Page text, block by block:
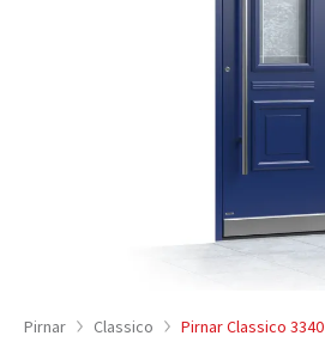
Pirnar Classico Pirnar Classico 3340